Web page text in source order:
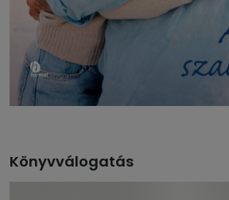
Könyvválogatás